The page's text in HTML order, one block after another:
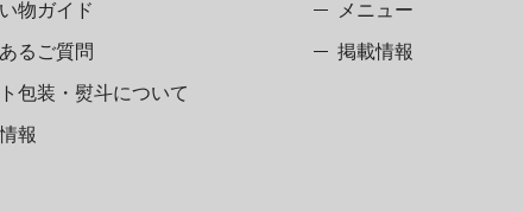
物ガイド
るご質問
包装・熨斗について
報
メニュー
掲載情報